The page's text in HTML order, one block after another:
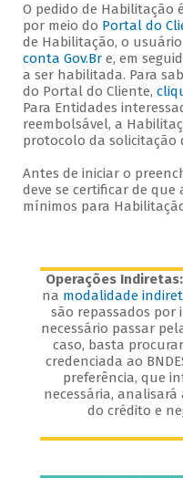
O pedido de Habilitação
por meio do Portal do
de Habilitação, o
conta Gov.Bre, em
a ser habilitada. Para
do Portal do Cliente,
Para Entidades
reembolsável, a
protocolo da solicitação
Antes de iniciar o
deve se certificar de
mínimos para
Operações Indiretas:
na modalidade
são repassados por
necessário passar
caso, basta
credenciada ao
preferência, que
necessária, analisará
do crédito e